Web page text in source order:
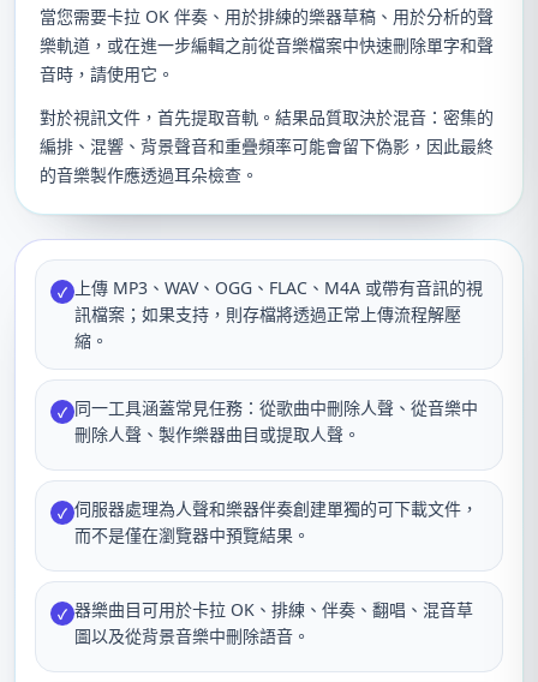
當您需要卡拉 OK 伴奏、用於排練的樂器草稿、用於分析的聲
樂軌道，或在進一步編輯之前從音樂檔案中快速刪除單字和聲
音時，請使用它。
對於視訊文件，首先提取音軌。結果品質取決於混音：密集的
編排、混響、背景聲音和重疊頻率可能會留下偽影，因此最終
的音樂製作應透過耳朵檢查。
✓
上傳 MP3、WAV、OGG、FLAC、M4A 或帶有音訊的視
訊檔案；如果支持，則存檔將透過正常上傳流程解壓
縮。
✓ 同一工具涵蓋常見任務：從歌曲中刪除人聲、從音樂中
刪除人聲、製作樂器曲目或提取人聲。
✓ 伺服器處理為人聲和樂器伴奏創建單獨的可下載文件，
而不是僅在瀏覽器中預覽結果。
✓ 器樂曲目可用於卡拉 OK、排練、伴奏、翻唱、混音草
圖以及從背景音樂中刪除語音。